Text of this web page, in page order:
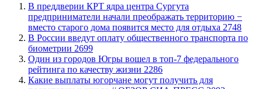
​В преддверии КРТ ядра центра Сургута
предприниматели начали преображать территорию −
вместо старого дома появится место для отдыха 2748
В России введут оплату общественного транспорта по
биометрии 2699
Один из городов Югры вошел в топ-7 федерального
рейтинга по качеству жизни 2286
Какие выплаты югорчане могут получить для